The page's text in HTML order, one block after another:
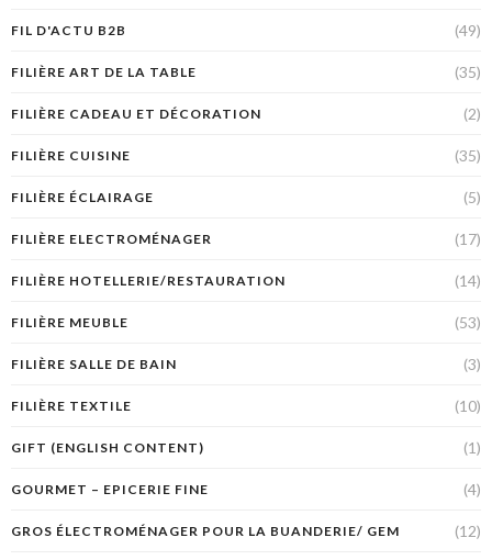
FIL D'ACTU B2B (49)
FILIÈRE ART DE LA TABLE (35)
FILIÈRE CADEAU ET DÉCORATION (2)
FILIÈRE CUISINE (35)
FILIÈRE ÉCLAIRAGE (5)
FILIÈRE ELECTROMÉNAGER (17)
FILIÈRE HOTELLERIE/RESTAURATION (14)
FILIÈRE MEUBLE (53)
FILIÈRE SALLE DE BAIN (3)
FILIÈRE TEXTILE (10)
GIFT (ENGLISH CONTENT) (1)
GOURMET – EPICERIE FINE (4)
GROS ÉLECTROMÉNAGER POUR LA BUANDERIE/ GEM (12)